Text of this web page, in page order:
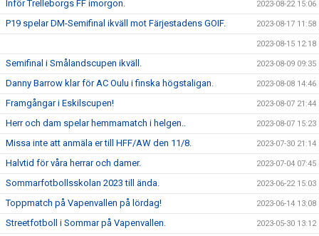
Inför Trelleborgs FF imorgon. 2023-08-22 15:06
P19 spelar DM-Semifinal ikväll mot Färjestadens GOIF. 2023-08-17 11:58
2023-08-15 12:18
Semifinal i Smålandscupen ikväll. 2023-08-09 09:35
Danny Barrow klar för AC Oulu i finska högstaligan. 2023-08-08 14:46
Framgångar i Eskilscupen! 2023-08-07 21:44
Herr och dam spelar hemmamatch i helgen.. 2023-08-07 15:23
Missa inte att anmäla er till HFF/AW den 11/8. 2023-07-30 21:14
Halvtid för våra herrar och damer. 2023-07-04 07:45
Sommarfotbollsskolan 2023 till ända. 2023-06-22 15:03
Toppmatch på Vapenvallen på lördag! 2023-06-14 13:08
Streetfotboll i Sommar på Vapenvallen. 2023-05-30 13:12